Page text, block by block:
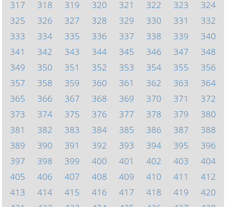
317
318 319 320 321 322 323
324
325
326 327 328 329 330 331
332
333
334 335 336 337 338 339
340
341
342 343 344 345 346 347
348
349
350 351 352 353 354 355
356
357
358 359 360 361 362 363
364
365
366 367 368 369 370 371
372
373
374 375 376 377 378 379
380
381
382 383 384 385 386 387
388
389
390 391 392 393 394 395
396
397
398 399 400 401 402 403
404
405
406 407 408 409 410 411
412
413
414 415 416 417 418 419
420